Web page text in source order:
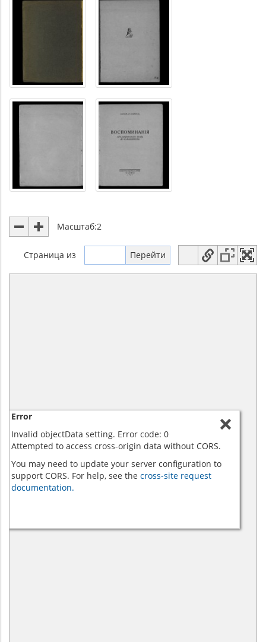
Масштаб:2
Страница из
Error
Invalid objectData setting. Error code: 0
Attempted to access cross-origin data without CORS.
You may need to update your server configuration to
support CORS. For help, see the cross-site request
documentation.